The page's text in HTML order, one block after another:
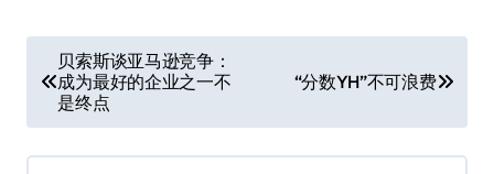
章
导
航
贝索斯谈亚马逊竞争：
成为最好的企业之一不
是终点
“分数YH”不可浪费